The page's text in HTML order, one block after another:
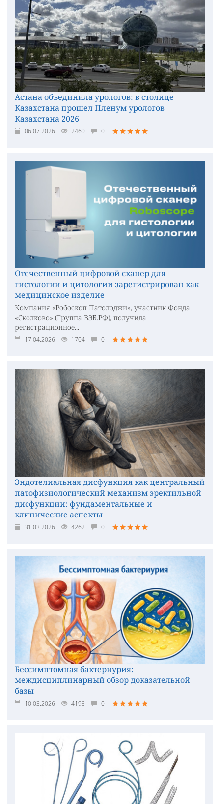
Астана объединила урологов: в столице
Казахстана прошел Пленум урологов
Казахстана 2026
06.07.2026 2460 0
Отечественный цифровой сканер для
гистологии и цитологии зарегистрирован как
медицинское изделие
Компания «Робоскоп Патолоджи», участник Фонда
«Сколково» (Группа ВЭБ.РФ), получила
регистрационное...
17.04.2026 1704 0
Эндотелиальная дисфункция как центральный
патофизиологический механизм эректильной
дисфункции: фундаментальные и
клинические аспекты
31.03.2026 4262 0
Бессимптомная бактериурия:
междисциплинарный обзор доказательной
базы
10.03.2026 4193 0